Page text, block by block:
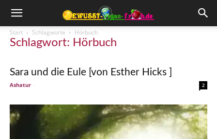
Start Schlagworte Hörbuch
Schlagwort: Hörbuch
Sara und die Eule [von Esther Hicks ]
Ashatur - 2